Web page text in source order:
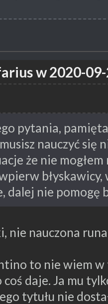
w 2020-
pytania,
nauczyć się
że nie
dalej nie pomogę
nie nauczona
to nie wiem
coś daje. Ja mu
tytułu nie